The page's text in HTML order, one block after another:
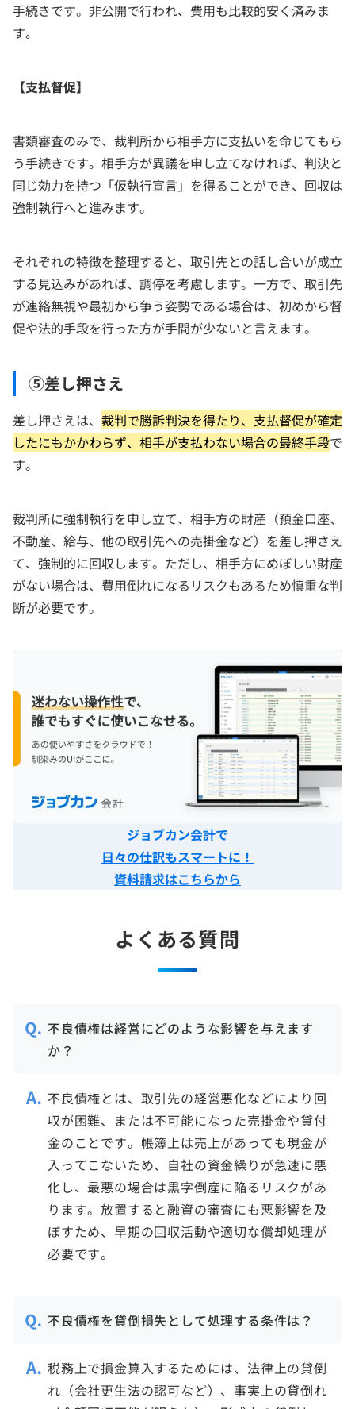
手続きです。非公開で行われ、費用も比較的安く済みま
す。
【支払督促】
書類審査のみで、裁判所から相手方に支払いを命じてもら
う手続きです。相手方が異議を申し立てなければ、判決と
同じ効力を持つ「仮執行宣言」を得ることができ、回収は
強制執行へと進みます。
それぞれの特徴を整理すると、取引先との話し合いが成立
する見込みがあれば、調停を考慮します。一方で、取引先
が連絡無視や最初から争う姿勢である場合は、初めから督
促や法的手段を行った方が手間が少ないと言えます。
⑤差し押さえ
差し押さえは、 裁判で勝訴判決を得たり、支払督促が確定
したにもかかわらず、相手が支払わない場合の最終手段で
す。
裁判所に強制執行を申し立て、相手方の財産（預金口座、
不動産、給与、他の取引先への売掛金など）を差し押さえ
て、強制的に回収します。ただし、相手方にめぼしい財産
がない場合は、費用倒れになるリスクもあるため慎重な判
断が必要です。
ジョブカン会計で
日々の仕訳もスマートに！
資料請求はこちらから
よくある質問
不良債権は経営にどのような影響を与えます
か？
不良債権とは、取引先の経営悪化などにより回
収が困難、または不可能になった売掛金や貸付
金のことです。帳簿上は売上があっても現金が
入ってこないため、自社の資金繰りが急速に悪
化し、最悪の場合は黒字倒産に陥るリスクがあ
ります。放置すると融資の審査にも悪影響を及
ぼすため、早期の回収活動や適切な償却処理が
必要です。
不良債権を貸倒損失として処理する条件は？
税務上で損金算入するためには、法律上の貸倒
れ（会社更生法の認可など）、事実上の貸倒れ